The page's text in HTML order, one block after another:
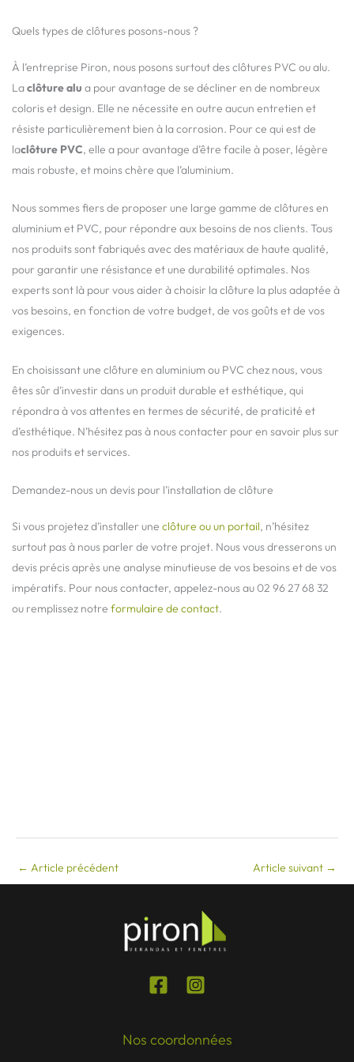
Quels types de clôtures posons-nous ?
À l’entreprise Piron, nous posons surtout des clôtures PVC ou alu.
Laclôture alu a pour avantage de se décliner en de nombreux
coloris et design. Elle ne nécessite en outre aucun entretien et
résiste particulièrement bien à la corrosion. Pour ce qui est de
laclôture PVC, elle a pour avantage d’être facile à poser, légère
mais robuste, et moins chère que l’aluminium.
Nous sommes fiers de proposer une large gamme de clôtures en
aluminium et PVC, pour répondre aux besoins de nos clients. Tous
nos produits sont fabriqués avec des matériaux de haute qualité,
pour garantir une résistance et une durabilité optimales. Nos
experts sont là pour vous aider à choisir la clôture la plus adaptée à
vos besoins, en fonction de votre budget, de vos goûts et de vos
exigences.
En choisissant une clôture en aluminium ou PVC chez nous, vous
êtes sûr d’investir dans un produit durable et esthétique, qui
répondra à vos attentes en termes de sécurité, de praticité et
d’esthétique. N’hésitez pas à nous contacter pour en savoir plus sur
nos produits et services.
Demandez-nous un devis pour l’installation de clôture
Si vous projetez d’installer une clôture ou un portail, n’hésitez
surtout pas à nous parler de votre projet. Nous vous dresserons un
devis précis après une analyse minutieuse de vos besoins et de vos
impératifs. Pour nous contacter, appelez-nous au 02 96 27 68 32
ou remplissez notre formulaire de contact.
← Article précédent Article suivant →
Nos coordonnées